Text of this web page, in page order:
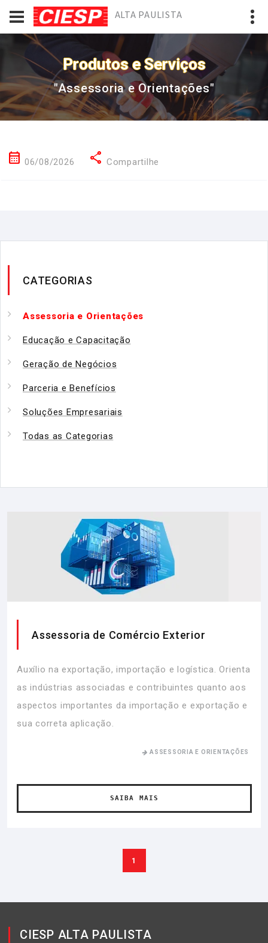
ALTA PAULISTA
Produtos e Serviços
"Assessoria e Orientações"
calendar_month 06/08/2026 share Compartilhe
CATEGORIAS
Assessoria e Orientações
Educação e Capacitação
Geração de Negócios
Parceria e Benefícios
Soluções Empresariais
Todas as Categorias
Assessoria de Comércio Exterior
Auxílio na exportação, importação e logística. Orienta
as indústrias associadas e contribuintes quanto aos
aspectos importantes da importação e exportação e
sua correta aplicação.
ASSESSORIA E ORIENTAÇÕES
SAIBA MAIS
1
CIESP ALTA PAULISTA